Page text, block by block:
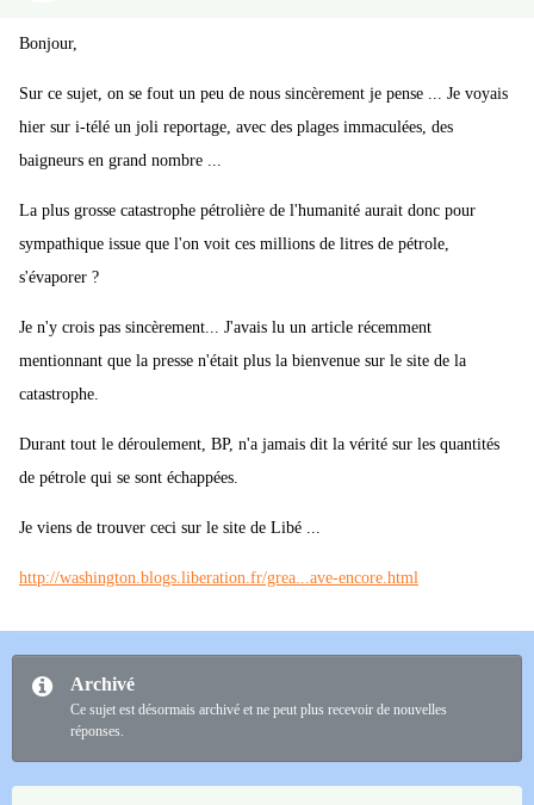
Bonjour,
Sur ce sujet, on se fout un peu de nous sincèrement je pense ... Je voyais
hier sur i-télé un joli reportage, avec des plages immaculées, des
baigneurs en grand nombre ...
La plus grosse catastrophe pétrolière de l'humanité aurait donc pour
sympathique issue que l'on voit ces millions de litres de pétrole,
s'évaporer ?
Je n'y crois pas sincèrement... J'avais lu un article récemment
mentionnant que la presse n'était plus la bienvenue sur le site de la
catastrophe.
Durant tout le déroulement, BP, n'a jamais dit la vérité sur les quantités
de pétrole qui se sont échappées.
Je viens de trouver ceci sur le site de Libé ...
http://washington.blogs.liberation.fr/grea...ave-encore.html
Archivé
Ce sujet est désormais archivé et ne peut plus recevoir de nouvelles
réponses.